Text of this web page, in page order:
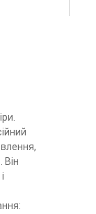
Він